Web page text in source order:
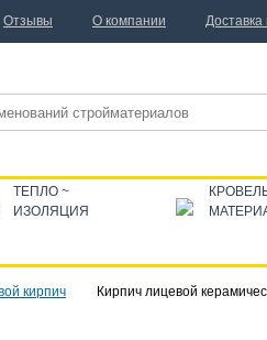
кирпич Кирпич лицевой
ТЕПЛО ~
ИЗОЛЯЦИЯ
Отзывы О компании